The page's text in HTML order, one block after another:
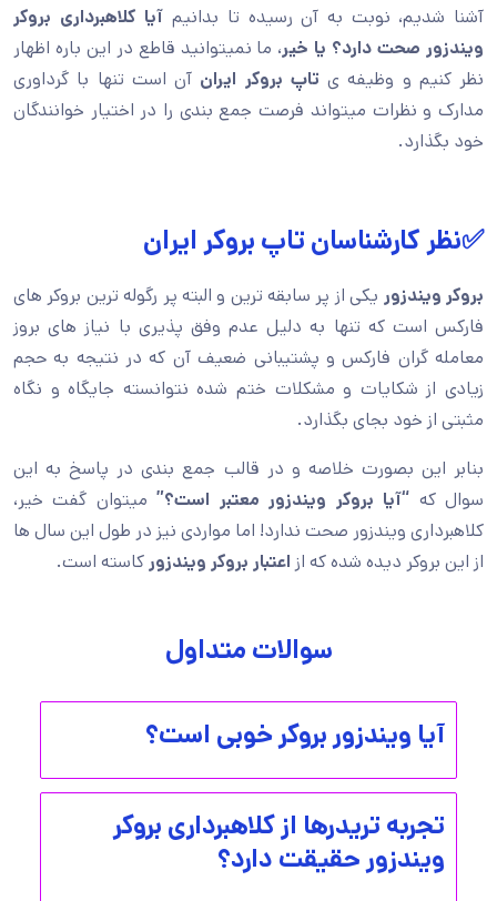
آشنا شدیم، نوبت به آن رسیده تا بدانیم آیا کلاهبرداری بروکر
ویندزور صحت دارد؟ یا خیر، ما نمیتوانید قاطع در این باره اظهار
نظر کنیم و وظیفه ی تاپ بروکر ایران آن است تنها با گرداوری
مدارک و نظرات میتواند فرصت جمع بندی را در اختیار خوانندگان
خود بگذارد.
✅نظر کارشناسان تاپ بروکر ایران
بروکر ویندزور یکی از پر سابقه ترین و البته پر رگوله ترین بروکر های
فارکس است که تنها به دلیل عدم وفق پذیری با نیاز های بروز
معامله گران فارکس و پشتیبانی ضعیف آن که در نتیجه به حجم
زیادی از شکایات و مشکلات ختم شده نتوانسته جایگاه و نگاه
مثبتی از خود بجای بگذارد.
بنابر این بصورت خلاصه و در قالب جمع بندی در پاسخ به این
سوال که “آیا بروکر ویندزور معتبر است؟” میتوان گفت خیر،
کلاهبرداری ویندزور صحت ندارد! اما مواردی نیز در طول این سال ها
از این بروکر دیده شده که از اعتبار بروکر ویندزورکاسته است.
سوالات متداول
آیا ویندزور بروکر خوبی است؟
تجربه تریدرها از کلاهبرداری بروکر
ویندزور حقیقت دارد؟